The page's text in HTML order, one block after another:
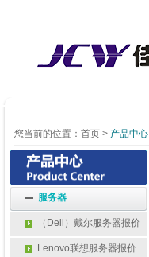
您当前的位置： 首页 > 产品中心
服务器
（Dell）戴尔服务器报价
Lenovo联想服务器报价